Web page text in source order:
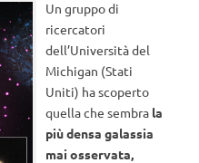
Un gruppo di
ricercatori
dell’Università del
Michigan (Stati
Uniti) ha scoperto
quella che sembra la
più densa galassia
mai osservata,